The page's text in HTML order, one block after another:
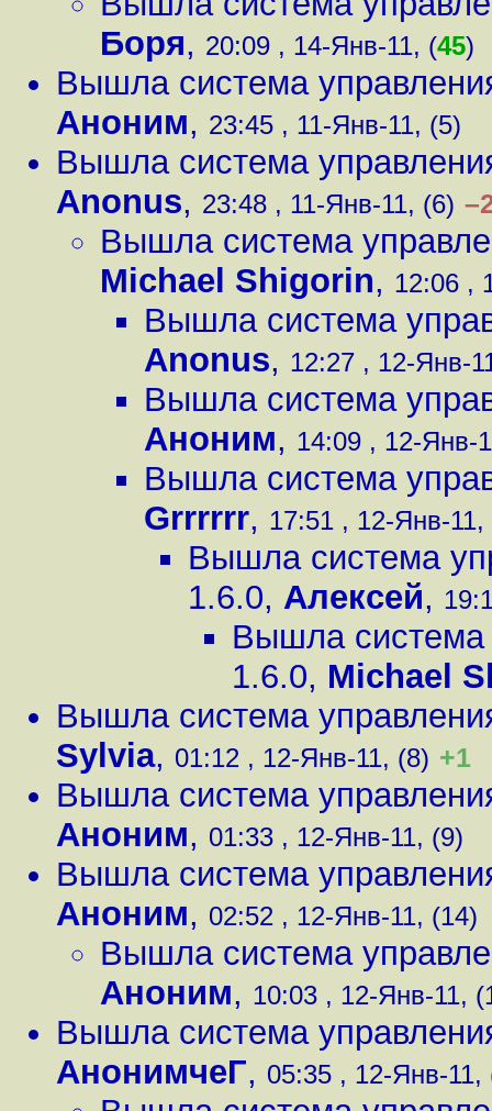
Боря, 20:09 , 14-Янв-11, (45)
Вышла система
Аноним, 23:45 , 11-Янв-11, (5)
Вышла система
Anonus, 23:48 , 11-Янв-11, (6)
Вышла система
Michael Shigorin, 12:06 ,
Вышла система
Anonus, 12:27 , 12-Янв-
Вышла система
Аноним, 14:09 , 12-Янв-
Вышла система
Grrrrrr, 17:51 , 12-Янв-11,
Вышла система
1.6.0, Алексей,
Вышла система
1.6.0, Michael
Вышла система
Sylvia, 01:12 , 12-Янв-11, (8) +1
Вышла система
Аноним, 01:33 , 12-Янв-11, (9)
Вышла система
Аноним, 02:52 , 12-Янв-11, (14)
Вышла система
Аноним, 10:03 , 12-Янв-11,
Вышла система
АнонимчеГ, 05:35 , 12-Янв-11,